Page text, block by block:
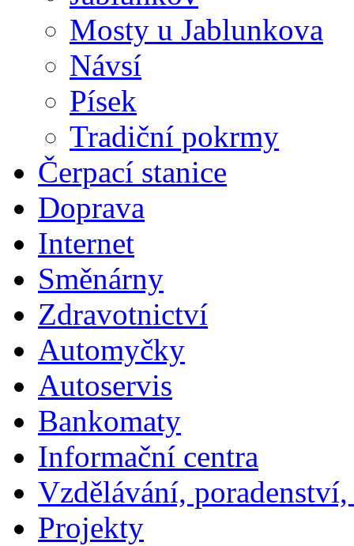
Mosty u Jablunkova
Návsí
Písek
Tradiční pokrmy
Čerpací stanice
Doprava
Internet
Směnárny
Zdravotnictví
Automyčky
Autoservis
Bankomaty
Informační centra
Vzdělávání,
Projekty